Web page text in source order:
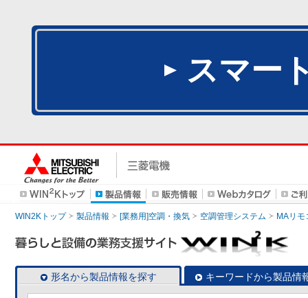
スマー
WIN2Kトップ 製品情報 [業務用]空調・換気 空調管理システム MAリモ
形名から製品情報を探す キーワードから製品情